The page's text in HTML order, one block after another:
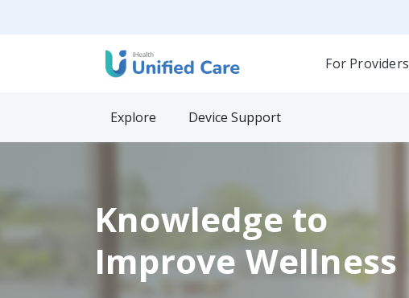
For Providers
Explore Device Support
Knowledge to
Improve Wellness